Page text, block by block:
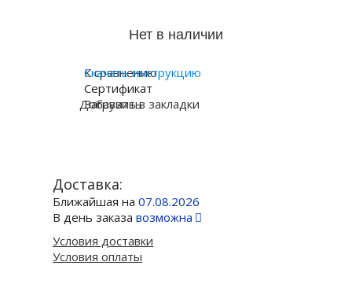
К сравнению
Добавить в закладки
Скачать инструкцию
Сертификат
Загрузить
Доставка:
Ближайшая на07.08.2026
В день заказавозможна
Условия доставки
Условия оплаты